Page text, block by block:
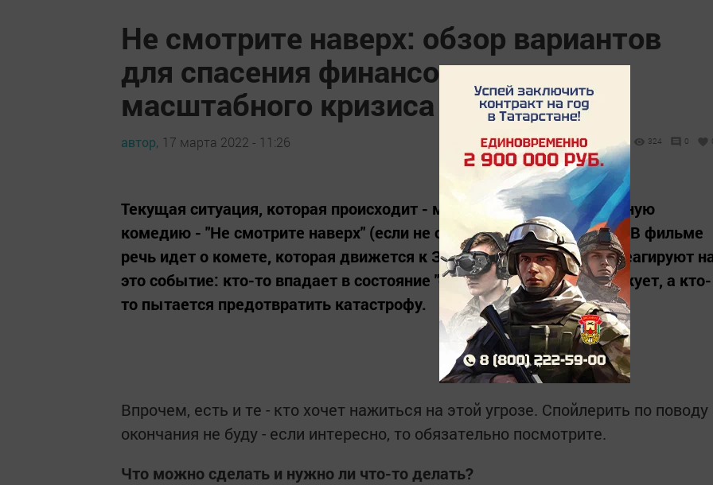
Не смотрите наверх: обзор вариантов
для спасения финансов во время
масштабного кризиса
автор, 17 марта 2022 - 11:26 324 0
Текущая ситуация, которая происходит - мне очень напомнила черную
комедию - "Не смотрите наверх" (если не смотрели - рекомендую). В фильме
речь идет о комете, которая движется к Земле и тому, как люди реагируют
это событие: кто-то впадает в состояние "отрицалово", кто-то паникует, а кто-
то пытается предотвратить катастрофу.
Впрочем, есть и те - кто хочет нажиться на этой угрозе. Спойлерить по поводу
окончания не буду - если интересно, то обязательно посмотрите.
Что можно сделать и нужно ли что-то делать?